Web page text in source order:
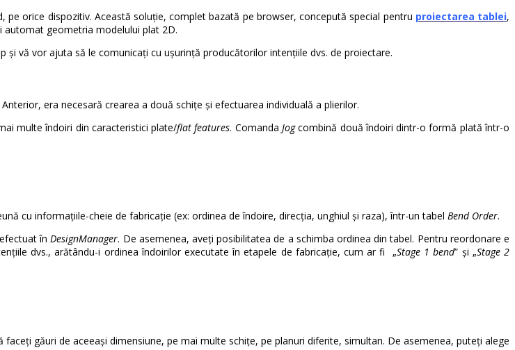
orice dispozitiv. Această soluție, complet bazată pe browser, concepută special pentru proiectarea tablei,
automat geometria modelului plat 2D.
și vă vor ajuta să le comunicați cu ușurință producătorilor intențiile dvs. de proiectare.
era necesară crearea a două schițe și efectuarea individuală a plierilor.
multe îndoiri din caracteristici plate/flat features. ComandaJogcombină două îndoiri dintr-o formă plată într-o
cu informațiile-cheie de fabricație (ex: ordinea de îndoire, direcția, unghiul și raza), într-un tabel Bend Order.
înDesignManager. De asemenea, aveți posibilitatea de a schimba ordinea din tabel. Pentru reordonare e
dvs., arătându-i ordinea îndoirilor executate în etapele de fabricație, cum ar fi „Stage 1 bend” și „Stage 2
faceți găuri de aceeași dimensiune, pe mai multe schițe, pe planuri diferite, simultan. De asemenea, puteți alege